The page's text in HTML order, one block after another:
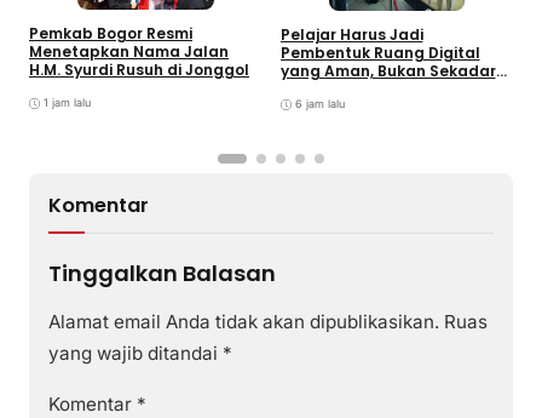
Pemkab Bogor Resmi
Menetapkan Nama Jalan
H.M. Syurdi Rusuh di Jonggol
1 jam lalu
Pelajar Harus Jadi
Pembentuk Ruang Digital
yang Aman, Bukan Sekadar
6 jam lalu
Komentar
Tinggalkan Balasan
Alamat email Anda tidak akan dipublikasikan. Ruas
yang wajib ditandai *
Komentar *